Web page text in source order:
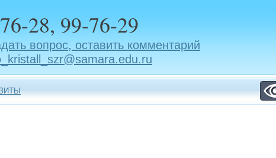
28, 99-76-29
вопрос, оставить комментарий